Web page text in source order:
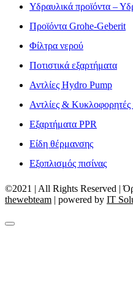
Υδραυλικά προϊόντα –
Προϊόντα Grohe-Geberit
Φίλτρα νερού
Ποτιστικά εξαρτήματα
Αντλίες Hydro Pump
Αντλίες &
Εξαρτήματα PPR
Είδη θέρμανσης
Εξοπλισμός πισίνας
©2021 | All Rights Reserved |
thewebteam | powered by IT